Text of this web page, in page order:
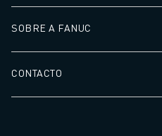
SOBRE A FANUC
CONTACTO